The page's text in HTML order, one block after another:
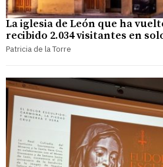
La iglesia de León que ha
recibido 2.034 visitantes en
Patricia de la Torre